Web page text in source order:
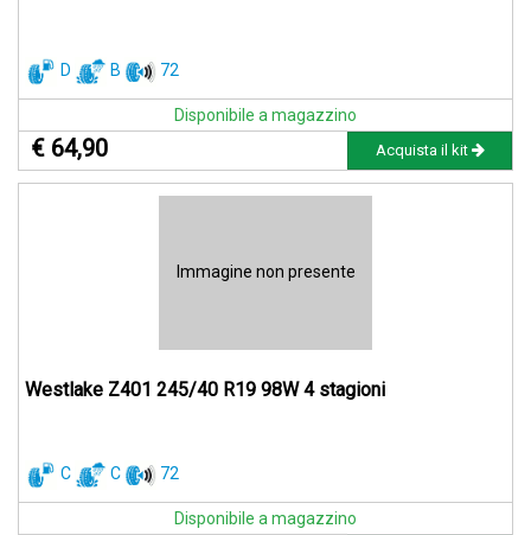
D B 72
Disponibile a magazzino
€ 64,90 Acquista il kit
Immagine non presente
Westlake Z401 245/40 R19 98W 4 stagioni
C C 72
Disponibile a magazzino